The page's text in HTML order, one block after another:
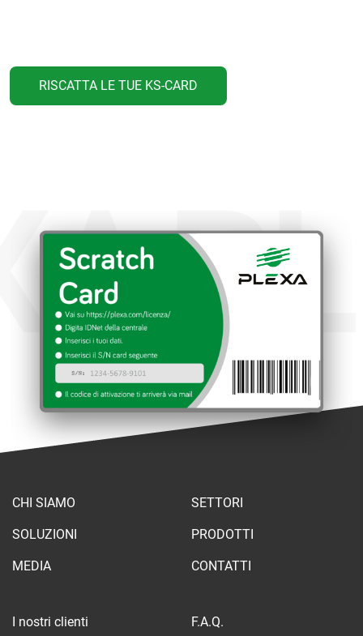
RISCATTA LE TUE KS-CARD
CHI SIAMO SETTORI
SOLUZIONI PRODOTTI
MEDIA CONTATTI
I nostri clienti F.A.Q.